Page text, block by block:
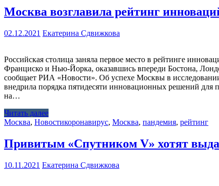
Москва возглавила рейтинг
02.12.2021 Екатерина Сдвижкова
Российская столица заняла первое место в рейтинге
Франциско и Нью-Йорка, оказавшись впереди Бостона,
сообщает РИА «Новости». Об успехе Москвы в
внедрила порядка пятидесяти инновационных решений
на…
Читать далее
Москва, Новостикоронавирус, Москва, пандемия, рейтинг
Привитым «Спутником V» хотят
10.11.2021 Екатерина Сдвижкова